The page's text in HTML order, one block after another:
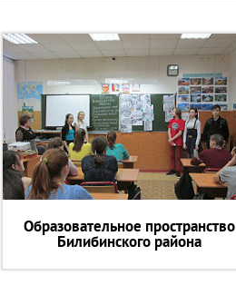
Образовательное пространство
Билибинского района